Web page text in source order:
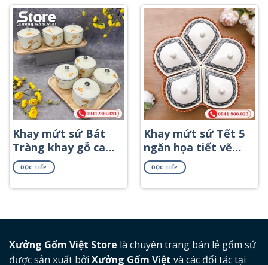
Khay mứt sứ Bát
Tràng khay gỗ cao
cấp KMS-36
ĐỌC TIẾP
Khay mứt sứ Tết 5
ngăn họa tiết vẽ
tay men đen KMS-
46
ĐỌC TIẾP
Xưởng Gốm Việt Store là chuyên trang bán lẻ gốm sứ
được sản xuất bởi Xưởng Gốm Việt và các đối tác tại